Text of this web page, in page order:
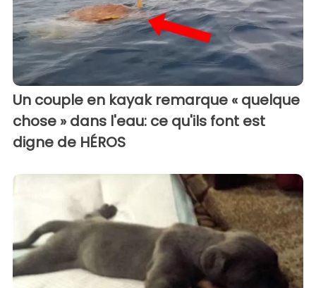
Un couple en kayak remarque « quelque
chose » dans l'eau: ce qu'ils font est
digne de HÉROS